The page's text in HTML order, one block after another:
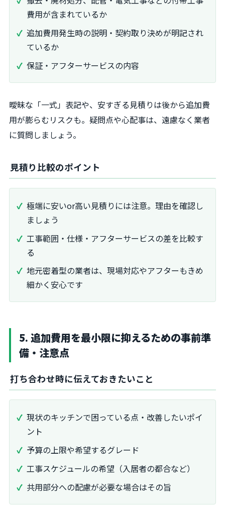
費用が含まれているか
追加費用発生時の説明・契約取り決めが明記され
ているか
保証・アフターサービスの内容
曖昧な「一式」表記や、安すぎる見積りは後から追加費
用が膨らむリスクも。疑問点や心配事は、遠慮なく業者
に質問しましょう。
見積り比較のポイント
極端に安いor高い見積りには注意。理由を確認し
ましょう
工事範囲・仕様・アフターサービスの差を比較す
る
地元密着型の業者は、現場対応やアフターもきめ
細かく安心です
5. 追加費用を最小限に抑えるための事前準
備・注意点
打ち合わせ時に伝えておきたいこと
現状のキッチンで困っている点・改善したいポイ
ント
予算の上限や希望するグレード
工事スケジュールの希望（入居者の都合など）
共用部分への配慮が必要な場合はその旨